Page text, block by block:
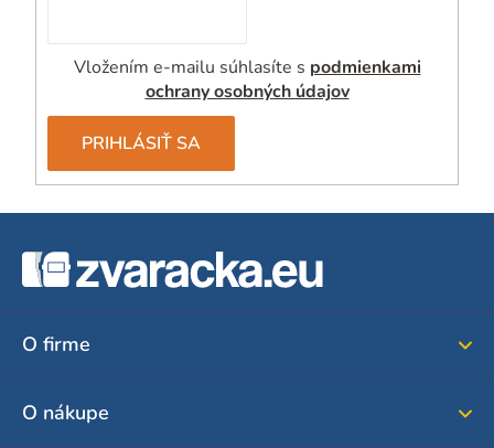
Vložením e-mailu súhlasíte s podmienkami
ochrany osobných údajov
PRIHLÁSIŤ SA
O firme
O nákupe